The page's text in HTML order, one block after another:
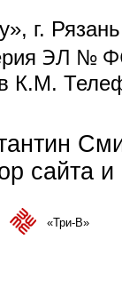
г.
ЭЛ №
К.М.
сайта
is external)«Три-В»